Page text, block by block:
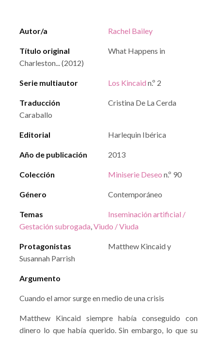
Autor/a Rachel Bailey
Título original
What Happens in
Charleston... (2012)
Serie multiautor Los Kincaid n.º 2
Traducción
Cristina De La Cerda
Caraballo
Editorial Harlequin Ibérica
Año de publicación 2013
Colección Miniserie Deseo n.º 90
Género Contemporáneo
Temas
Inseminación artificial /
Gestación subrogada,Viudo / Viuda
Protagonistas
Matthew Kincaid y
Susannah Parrish
Argumento
Cuando el amor surge en medio de una crisis
Matthew Kincaid siempre había conseguido con
dinero lo que había querido. Sin embargo, lo que su